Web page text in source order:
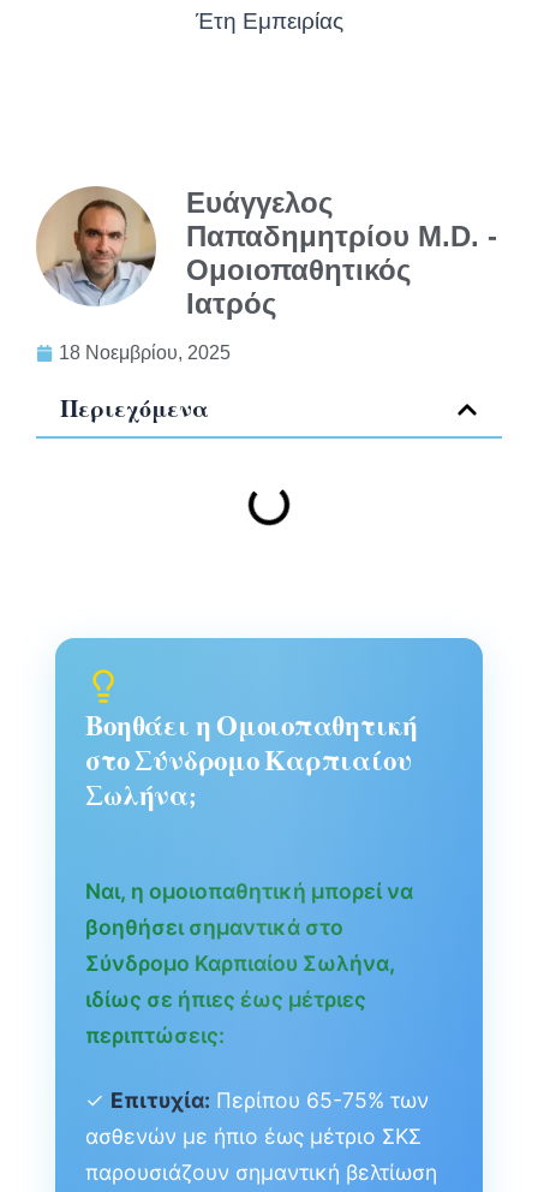
Έτη Εμπειρίας
Ευάγγελος
Παπαδημητρίου M.D. -
Ομοιοπαθητικός
Ιατρός
18 Νοεμβρίου, 2025
Περιεχόμενα
Βοηθάει η Ομοιοπαθητική
στο Σύνδρομο Καρπιαίου
Σωλήνα;
Ναι, η ομοιοπαθητική μπορεί να
βοηθήσει σημαντικά στο
Σύνδρομο Καρπιαίου Σωλήνα,
ιδίως σε ήπιες έως μέτριες
περιπτώσεις:
✓ Επιτυχία: Περίπου 65-75% των
ασθενών με ήπιο έως μέτριο ΣΚΣ
παρουσιάζουν σημαντική βελτίωση